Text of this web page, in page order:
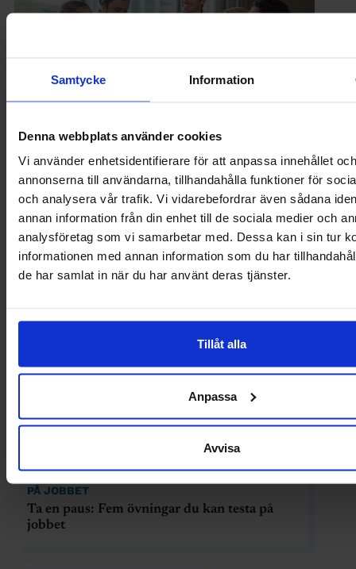
Samtycke Information
Denna webbplats använder cookies
Vi använder enhetsidentifierare för att anpassa innehållet och
annonserna till användarna, tillhandahålla funktioner för
och analysera vår trafik. Vi vidarebefordrar även sådana
annan information från din enhet till de sociala medier och
analysföretag som vi samarbetar med. Dessa kan i sin tur
informationen med annan information som du har
de har samlat in när du har använt deras tjänster.
Tillåt alla
Anpassa
Avvisa
PÅ JOBBET
Trött på att kollegorna bara pratar om sina
PÅ JOBBET
Ta en paus: Fem övningar du kan testa på
jobbet